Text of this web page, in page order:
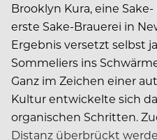
Brooklyn Kura, eine
erste Sake-Brauerei in
Ergebnis versetzt selbst
Sommeliers ins
Ganz im Zeichen einer
Kultur entwickelte sich
organischen Schritten.
Distanz überbrückt